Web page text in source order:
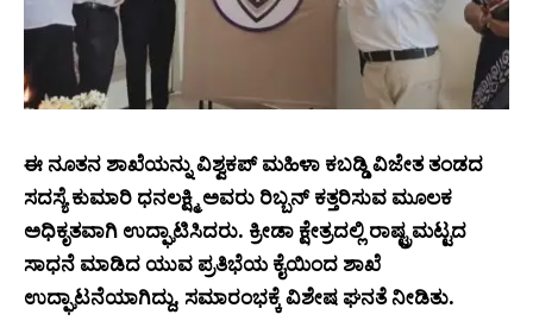
ಈ ನೂತನ ಶಾಖೆಯನ್ನು ವಿಶ್ವಕಪ್ ಮಹಿಳಾ ಕಬಡ್ಡಿ ವಿಜೇತ ತಂಡದ
ಸದಸ್ಯೆ ಕುಮಾರಿ ಧನಲಕ್ಷ್ಮಿ ಅವರು ರಿಬ್ಬನ್ ಕತ್ತರಿಸುವ ಮೂಲಕ
ಅಧಿಕೃತವಾಗಿ ಉದ್ಘಾಟಿಸಿದರು. ಕ್ರೀಡಾ ಕ್ಷೇತ್ರದಲ್ಲಿ ರಾಷ್ಟ್ರಮಟ್ಟದ
ಸಾಧನೆ ಮಾಡಿದ ಯುವ ಪ್ರತಿಭೆಯ ಕೈಯಿಂದ ಶಾಖೆ
ಉದ್ಘಾಟನೆಯಾಗಿದ್ದು, ಸಮಾರಂಭಕ್ಕೆ ವಿಶೇಷ ಘನತೆ ನೀಡಿತು.